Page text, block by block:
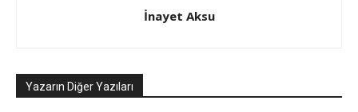
İnayet Aksu
Yazarın Diğer Yazıları